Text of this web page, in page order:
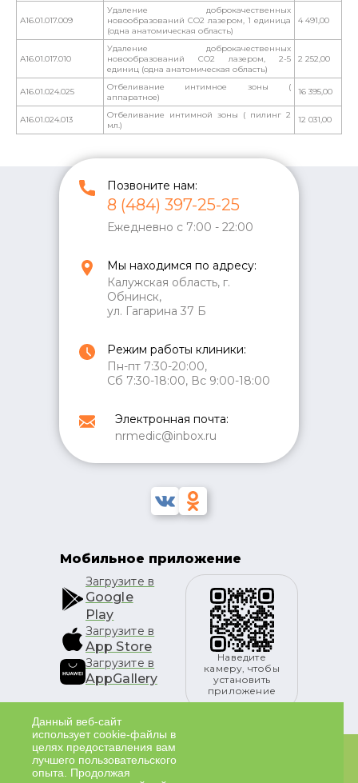
А16.01.017.009
Удаление доброкачественных
новообразований СО2 лазером, 1 единица
(одна анатомическая область)
4 491,00
А16.01.017.010
Удаление доброкачественных
новообразований СО2 лазером, 2-5
единиц (одна анатомическая область)
2 252,00
А16.01.024.025
Отбеливание интимное зоны (
аппаратное)
16 395,00
А16.01.024.013
Отбеливание интимной зоны ( пилинг 2
мл.)
12 031,00
Позвоните нам:
8 (484) 397-25-25
Ежедневно с 7:00 - 22:00
Мы находимся по адресу:
Калужская область, г.
Обнинск,
ул. Гагарина 37 Б
Режим работы клиники:
Пн-пт 7:30-20:00,
Сб 7:30-18:00, Вс 9:00-18:00
Электронная почта:
nrmedic@inbox.ru
Мобильное приложение
Загрузите в
Google
Play
Загрузите в
App Store
Загрузите в
AppGallery
Наведите
камеру, чтобы
установить
приложение
ИМЕЮТСЯ ПРОТИВОПОКАЗАНИЯ К ПРИМЕНЕНИЮ.
НЕОБХОДИМО ПРОКОНСУЛЬТИРОВАТЬСЯ СО
Данный веб-сайт
использует cookie-файлы в
целях предоставления вам
лучшего пользовательского
опыта. Продолжая